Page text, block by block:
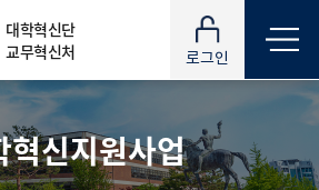
대학혁신단
교무혁신처
로그인
혁신지원사업